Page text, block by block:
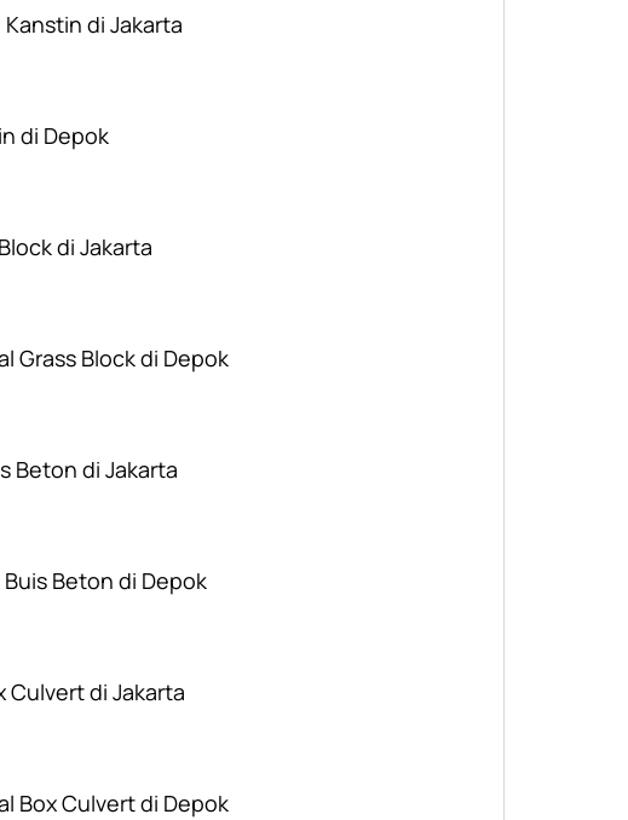
Kanstin di Jakarta
di Depok
di Jakarta
Grass Block di Depok
Beton di Jakarta
Buis Beton di Depok
Culvert di Jakarta
Box Culvert di Depok